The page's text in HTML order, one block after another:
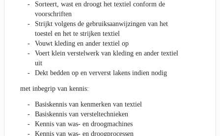
Sorteert, wast en droogt het textiel conform de
voorschriften
Strijkt volgens de gebruiksaanwijzingen van het
toestel en het te strijken textiel
Vouwt kleding en ander textiel op
Voert klein verstelwerk van kleding en ander textiel
uit
Dekt bedden op en ververst lakens indien nodig
met inbegrip van kennis:
Basiskennis van kenmerken van textiel
Basiskennis van versteltechnieken
Kennis van was- en droogmachines
Kennis van was- en droogprocessen